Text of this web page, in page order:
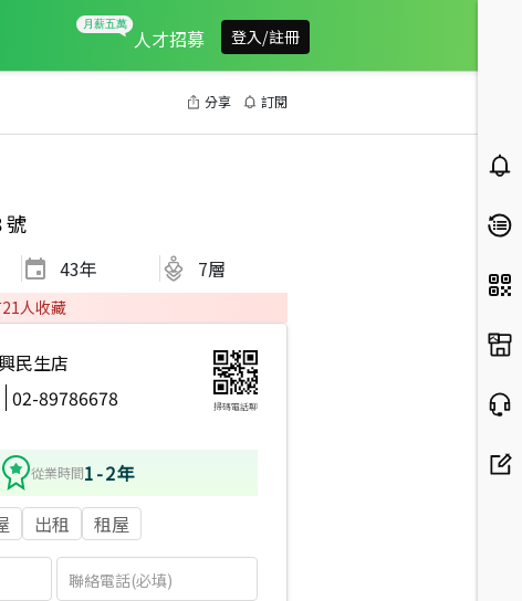
人才招募 登入/註冊
分享 訂閱
號
43年 7層
21人收藏
民生店
02-89786678 掃碼電話聊
從業時間1-2年
出租 租屋